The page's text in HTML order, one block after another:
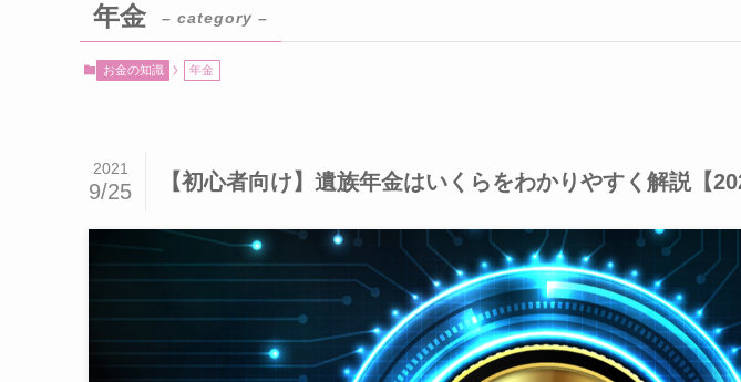
年金 – category –
お金の知識 年金
【初心者向け】遺族年金はいくらをわかりやすく解説【
2021
9/25